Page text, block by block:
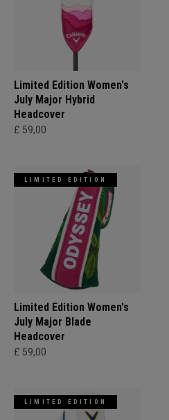
Limited Edition Women's
July Major Hybrid
Headcover
£ 59,00
LIMITED EDITION
Limited Edition Women's
July Major Blade
Headcover
£ 59,00
LIMITED EDITION